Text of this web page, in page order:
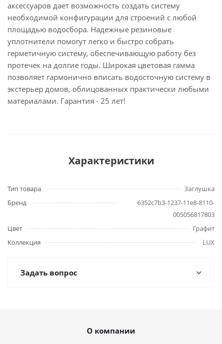
аксессуаров дает возможность создать систему
необходимой конфигурации для строений с любой
площадью водосбора. Надежные резиновые
уплотнители помогут легко и быстро собрать
герметичную систему, обеспечивающую работу без
протечек на долгие годы. Широкая цветовая гамма
позволяет гармонично вписать водосточную систему в
экстерьер домов, облицованных практически любыми
материалами. Гарантия - 25 лет!
Характеристики
Тип товара
Заглушка
Бренд
6352c7b3-1237-11e8-8110-
005056817803
Цвет
Графит
Коллекция
LUX
Задать вопрос
О компании